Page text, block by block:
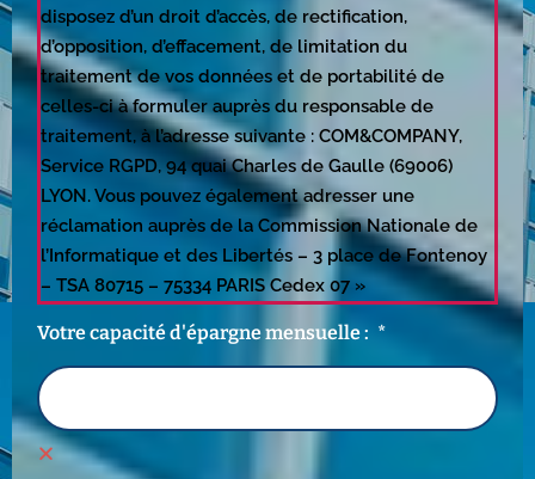
disposez d’un droit d’accès, de rectification,
d’opposition, d’effacement, de limitation du
traitement de vos données et de portabilité de
celles-ci à formuler auprès du responsable de
traitement, à l’adresse suivante : COM&COMPANY,
Service RGPD, 94 quai Charles de Gaulle (69006)
LYON. Vous pouvez également adresser une
réclamation auprès de la Commission Nationale de
l’Informatique et des Libertés – 3 place de Fontenoy
– TSA 80715 – 75334 PARIS Cedex 07 »
Votre capacité d'épargne mensuelle :